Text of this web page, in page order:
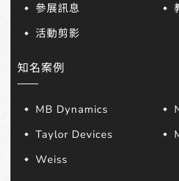
參展訊息
活動剪影
知名案例
MB Dynamics
Taylor Devices
Weiss